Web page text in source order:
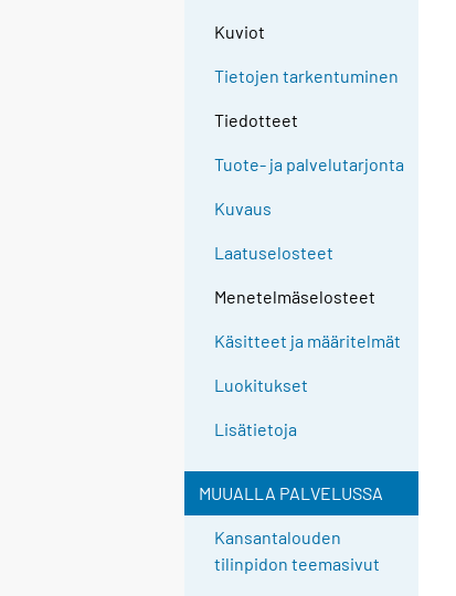
Kuviot
Tietojen tarkentuminen
Tiedotteet
Tuote- ja palvelutarjonta
Kuvaus
Laatuselosteet
Menetelmäselosteet
Käsitteet ja määritelmät
Luokitukset
Lisätietoja
MUUALLA PALVELUSSA
Kansantalouden
tilinpidon teemasivut